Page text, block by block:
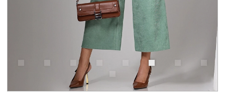
ЧАСТО ЗАДАВАЕМЫЕ ВОПРОСЫ